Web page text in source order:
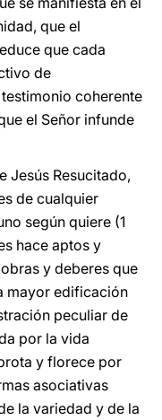
que el
que cada
de
coherente
el Señor infunde
Jesús Resucitado,
de cualquier
según quiere (1
hace aptos y
y deberes que
mayor edificación
peculiar de
por la vida
y florece por
asociativas
la variedad y de la